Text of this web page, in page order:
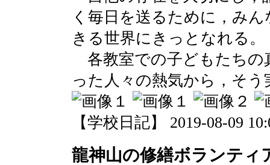
く毎日を送るために，み
きる世界にきっとなれる。
各教室での子どもたちの
った人々の熱気から，そ
【学校日記】 2019-08-09
龍神山の修繕ボランティ